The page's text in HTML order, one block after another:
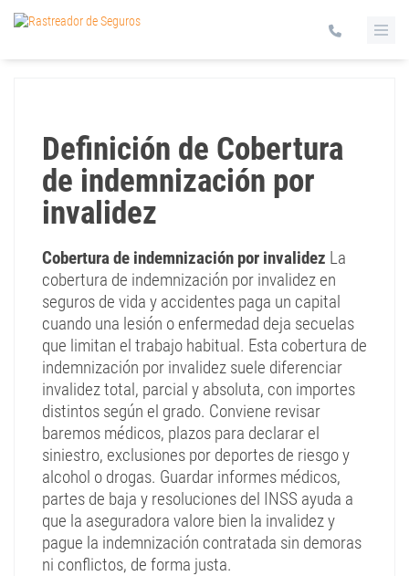
Definición de Cobertura
de indemnización por
invalidez
Cobertura de indemnización por invalidez La
cobertura de indemnización por invalidez en
seguros de vida y accidentes paga un capital
cuando una lesión o enfermedad deja secuelas
que limitan el trabajo habitual. Esta cobertura de
indemnización por invalidez suele diferenciar
invalidez total, parcial y absoluta, con importes
distintos según el grado. Conviene revisar
baremos médicos, plazos para declarar el
siniestro, exclusiones por deportes de riesgo y
alcohol o drogas. Guardar informes médicos,
partes de baja y resoluciones del INSS ayuda a
que la aseguradora valore bien la invalidez y
pague la indemnización contratada sin demoras
ni conflictos, de forma justa.